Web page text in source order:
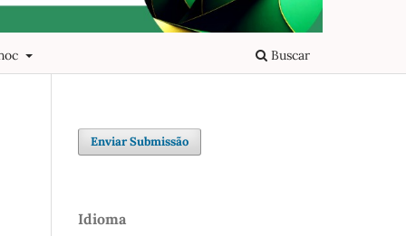
Buscar
Enviar Submissão
Idioma